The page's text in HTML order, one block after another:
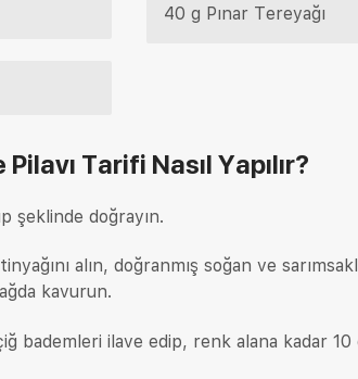
40 g Pınar Tereyağı
Pilavı Tarifi Nasıl Yapılır?
şeklinde doğrayın.
alın, doğranmış soğan ve
kavurun.
bademleri ilave edip, renk alana kadar 10